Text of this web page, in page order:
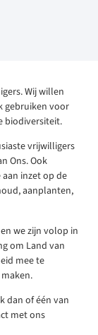
Wij willen
gebruiken voor
biodiversiteit.
vrijwilligers
Ons. Ook
inzet op de
aanplanten,
we zijn volop in
om Land van
mee te
dan of één van
met ons